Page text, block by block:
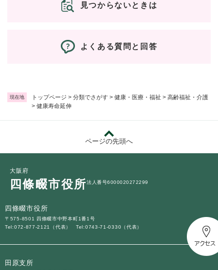
現在地 トップページ > 分類でさがす > 健康・医療・福祉 > 高齢福祉・介護
> 健康寿命延伸
見つからないときは
よくある質問と回答
ページの先頭へ
大阪府
四條畷市役所法人番号6000020272299
四條畷市役所
〒575-8501 四條畷市中野本町1番1号
Tel:072-877-2121（代表）
Tel:0743-71-0330（代表）
田原支所